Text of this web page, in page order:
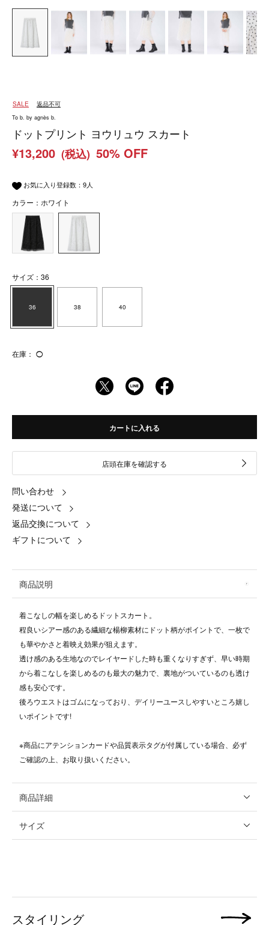
SALE 返品不可
To b. by agnès b.
ドットプリント ヨウリュウ スカート
¥13,200 (税込) 50% OFF
お気に入り登録数： 9人
カラー：ホワイト
サイズ：36
36 38 40
在庫： ◯
カートに入れる
店頭在庫を確認する
問い合わせ
発送について
返品交換について
ギフトについて
商品説明
着こなしの幅を楽しめるドットスカート。
程良いシアー感のある繊細な楊柳素材にドット柄がポイントで、一枚で
も華やかさと着映え効果が狙えます。
透け感のある生地なのでレイヤードした時も重くなりすぎず、早い時期
から着こなしを楽しめるのも最大の魅力で、裏地がついているのも透け
感も安心です。
後ろウエストはゴムになっており、デイリーユースしやすいところ嬉し
いポイントです!
※商品にアテンションカードや品質表示タグが付属している場合、必ず
ご確認の上、お取り扱いください。
商品詳細
サイズ
スタイリング 次の画像